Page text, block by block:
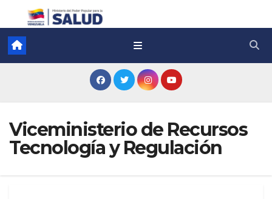
Viceministerio de Recursos
Tecnología y Regulación